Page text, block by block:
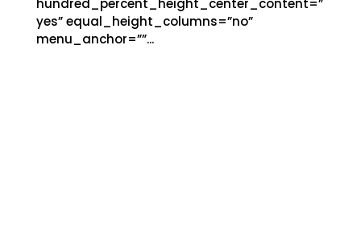
hundred_percent_height_center_content=”
yes” equal_height_columns=”no”
menu_anchor=””...